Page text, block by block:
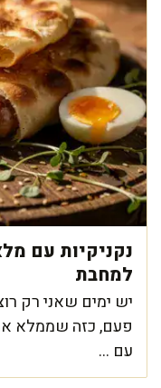
למחבת
יש ימים שאני רק
פעם, כזה שממלא
עם ...